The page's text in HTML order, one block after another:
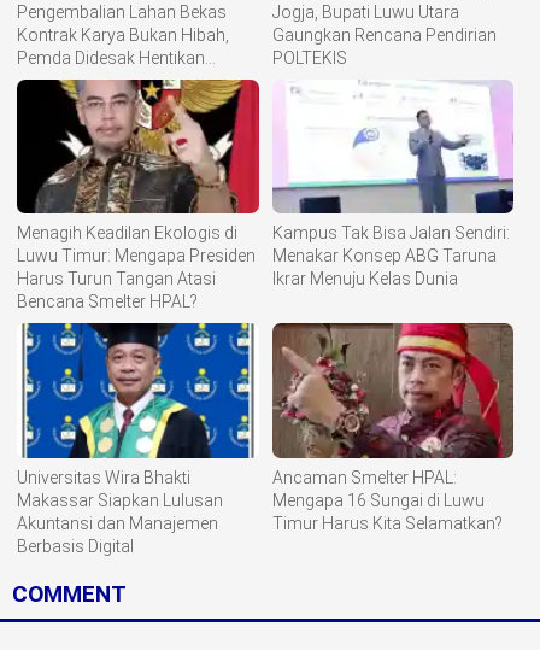
Pengembalian Lahan Bekas
Kontrak Karya Bukan Hibah,
Pemda Didesak Hentikan
Komoditisasi Tanah Ulayat
Jogja, Bupati Luwu Utara
Gaungkan Rencana Pendirian
POLTEKIS
Menagih Keadilan Ekologis di
Luwu Timur: Mengapa Presiden
Harus Turun Tangan Atasi
Bencana Smelter HPAL?
Kampus Tak Bisa Jalan Sendiri:
Menakar Konsep ABG Taruna
Ikrar Menuju Kelas Dunia
Universitas Wira Bhakti
Makassar Siapkan Lulusan
Akuntansi dan Manajemen
Berbasis Digital
Ancaman Smelter HPAL:
Mengapa 16 Sungai di Luwu
Timur Harus Kita Selamatkan?
COMMENT